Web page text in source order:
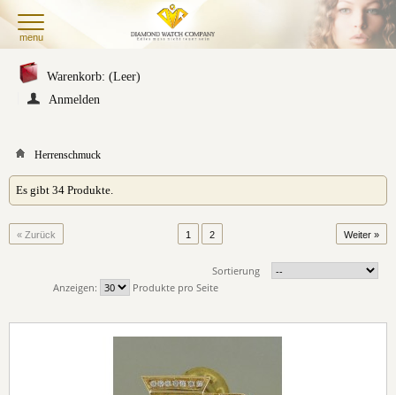
menu
Warenkorb: (Leer)
Anmelden
Herrenschmuck
Es gibt 34 Produkte.
« Zurück 1 2 Weiter »
Sortierung
Anzeigen:
Produkte pro Seite